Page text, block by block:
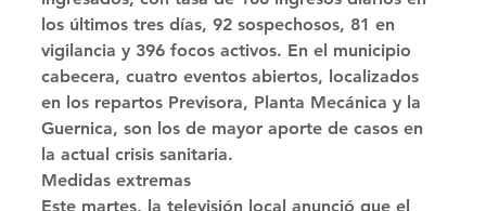
los últimos tres días, 92 sospechosos, 81 en
vigilancia y 396 focos activos. En el municipio
cabecera, cuatro eventos abiertos, localizados
en los repartos Previsora, Planta Mecánica y la
Guernica, son los de mayor aporte de casos en
la actual crisis sanitaria.
Medidas extremas
Este martes, la televisión local anunció que el